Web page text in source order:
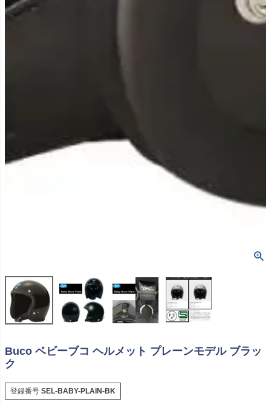
Buco ベビーブコ ヘルメット プレーンモデル ブラッ
ク
登録番号 SEL-BABY-PLAIN-BK